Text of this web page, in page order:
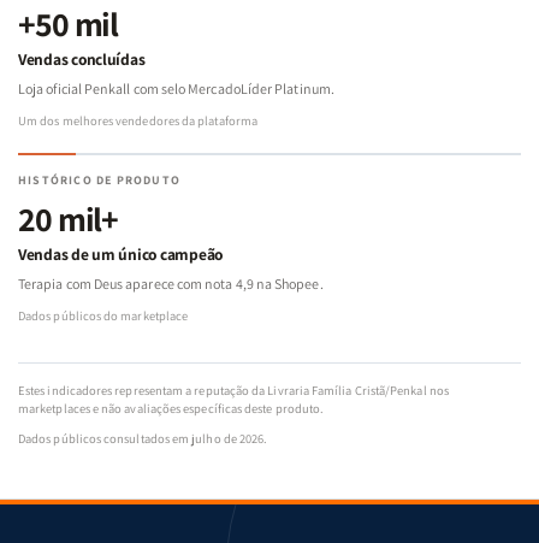
+50 mil
Vendas concluídas
Loja oficial Penkall com selo MercadoLíder Platinum.
Um dos melhores vendedores da plataforma
HISTÓRICO DE PRODUTO
20 mil+
Vendas de um único campeão
Terapia com Deus aparece com nota 4,9 na Shopee.
Dados públicos do marketplace
Estes indicadores representam a reputação da Livraria Família Cristã/Penkal nos
marketplaces e não avaliações específicas deste produto.
Dados públicos consultados em julho de 2026.